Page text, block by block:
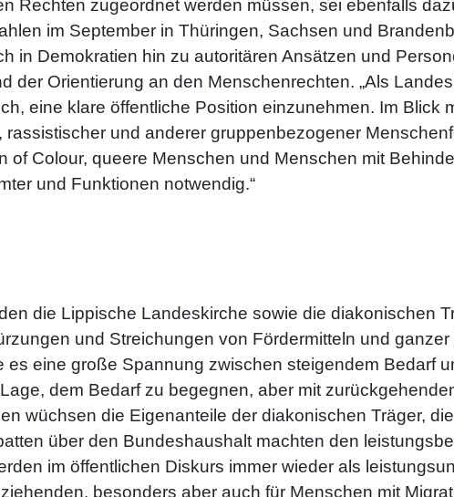
Rechten zugeordnet werden müssen, sei ebenfalls
im September in Thüringen, Sachsen und
in Demokratien hin zu autoritären Ansätzen und
der Orientierung an den Menschenrechten. „Als
eine klare öffentliche Position einzunehmen. Im Blick
und anderer gruppenbezogener
Colour, queere Menschen und Menschen mit
und Funktionen notwendig.“
die Lippische Landeskirche sowie die diakonischen
und Streichungen von Fördermitteln und
eine große Spannung zwischen steigendem Bedarf
dem Bedarf zu begegnen, aber mit
wüchsen die Eigenanteile der diakonischen Träger,
über den Bundeshaushalt machten den
im öffentlichen Diskurs immer wieder als
besonders aber auch für Menschen mit